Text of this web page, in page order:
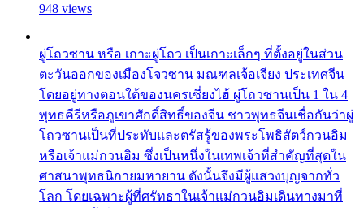
948 views
ผู่โถวซาน หรือ เกาะผู่โถว เป็นเกาะเล็กๆ ที่ตั้งอยู่ในส่วน
ตะวันออกของเมืองโจวซาน มณฑลเจ้อเจียง ประเทศจีน
โดยอยู่ทางตอนใต้ของนครเซี่ยงไฮ้ ผู่โถวซานเป็น 1 ใน 4
พุทธคีรีหรือภูเขาศักดิ์สิทธิ์ของจีน ชาวพุทธจีนเชื่อกันว่าผู่
โถวซานเป็นที่ประทับและตรัสรู้ของพระโพธิสัตว์กวนอิม
หรือเจ้าแม่กวนอิม ซึ่งเป็นหนึ่งในเทพเจ้าที่สำคัญที่สุดใน
ศาสนาพุทธนิกายมหายาน ดังนั้นจึงมีผู้แสวงบุญจากทั่ว
โลก โดยเฉพาะผู้ที่ศรัทธาในเจ้าแม่กวนอิมเดินทางมาที่